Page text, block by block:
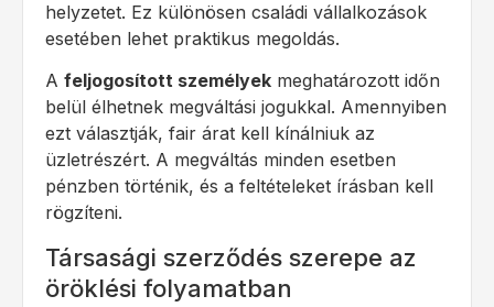
helyzetet. Ez különösen családi vállalkozások
esetében lehet praktikus megoldás.
A feljogosított személyek meghatározott időn
belül élhetnek megváltási jogukkal. Amennyiben
ezt választják, fair árat kell kínálniuk az
üzletrészért. A megváltás minden esetben
pénzben történik, és a feltételeket írásban kell
rögzíteni.
Társasági szerződés szerepe az
öröklési folyamatban